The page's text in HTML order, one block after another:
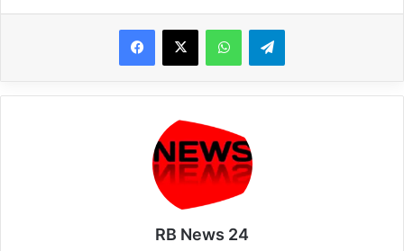
WhatsAppTelegram
RB News 24